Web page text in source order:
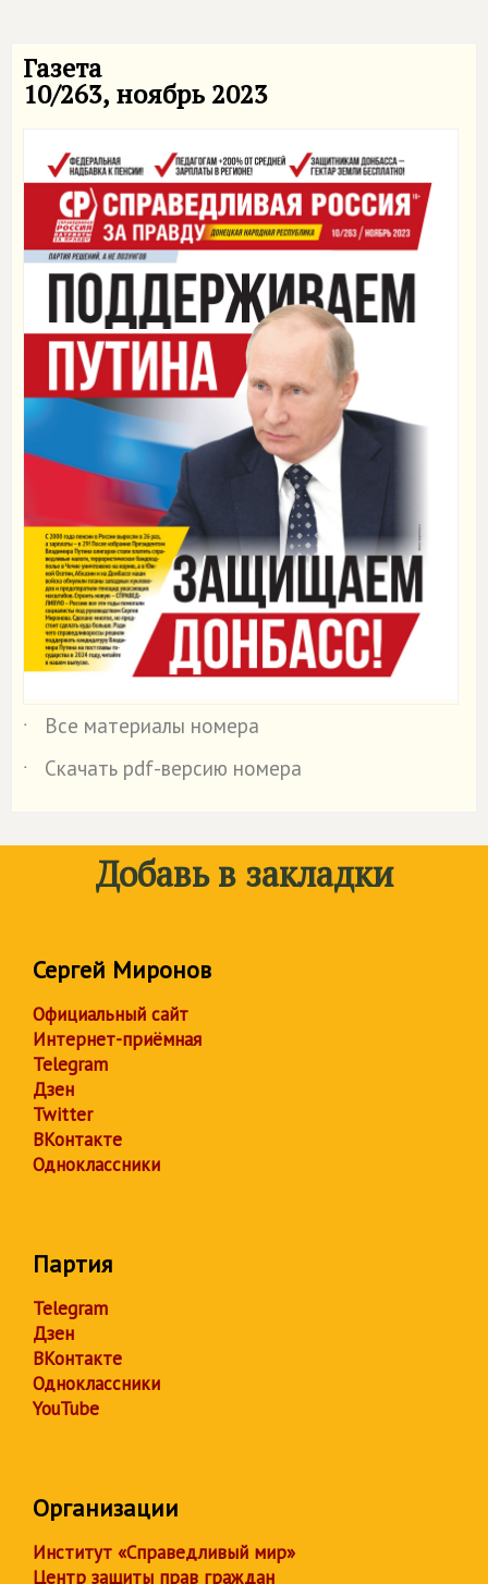
Газета
10/263, ноябрь 2023
˙
Все материалы номера
˙
Скачать pdf-версию номера
Добавь в закладки
Сергей Миронов
Официальный сайт
Интернет-приёмная
Telegram
Дзен
Twitter
ВКонтакте
Одноклассники
Партия
Telegram
Дзен
ВКонтакте
Одноклассники
YouTube
Организации
Институт «Справедливый мир»
Центр защиты прав граждан